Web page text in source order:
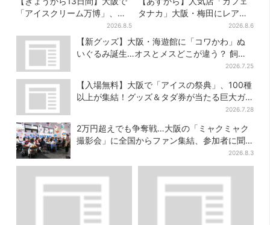
「アイスクリーム万博」、全
国34ブランド・100種超…初
登場の「チョコソフト」に行
2026.8.5
タナカ」大阪・梅田にレア商
品集結…本店人気パン＆限定
クッキー缶も！ 7日間の夏イ
ベント
2026.8.6
【新グッズ】大阪・海遊館に「コワかわ」ぬ
いぐるみ誕生…オスとメスどこが違う？ 飼育
2026.7.25
【入場無料】大阪で「アイスの祭典」、100種
以上が集結！グッズ＆タダ券が当たる巨大ガ
2026.7.28
2万円超えでも争奪戦…大阪の「ミャクミャク
撮影会」に全国からファン集結、参加者に聞
2026.8.3